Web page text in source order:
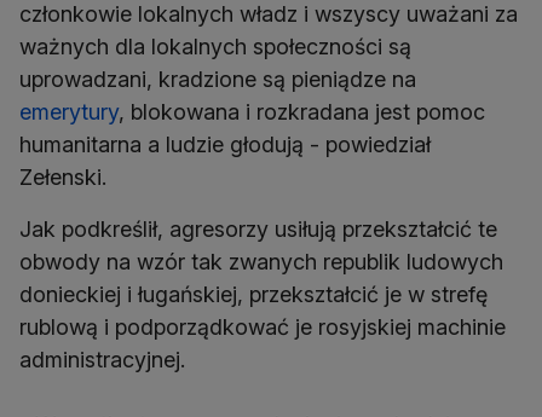
członkowie lokalnych władz i wszyscy uważani za
ważnych dla lokalnych społeczności są
uprowadzani, kradzione są pieniądze na
emerytury, blokowana i rozkradana jest pomoc
humanitarna a ludzie głodują - powiedział
Zełenski.
Jak podkreślił, agresorzy usiłują przekształcić te
obwody na wzór tak zwanych republik ludowych
donieckiej i ługańskiej, przekształcić je w strefę
rublową i podporządkować je rosyjskiej machinie
administracyjnej.